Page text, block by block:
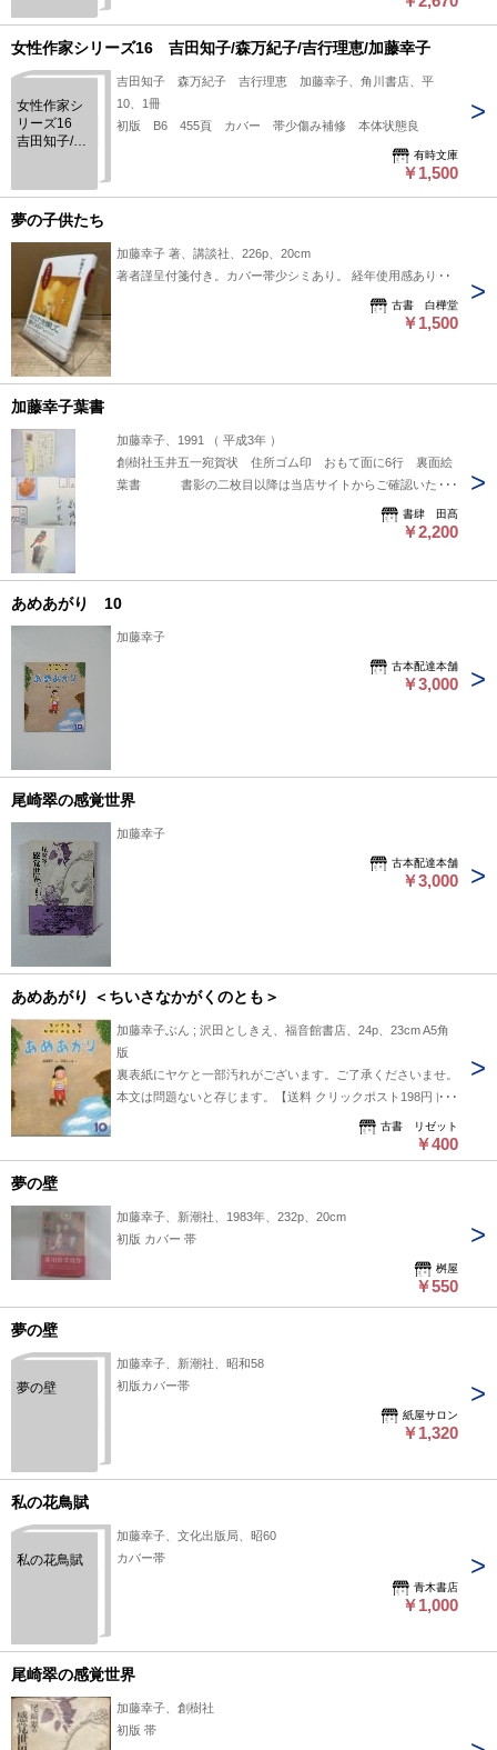
女性作家シリーズ16 吉田知子/森万紀子/吉行理恵/加藤幸子
女性作家シ
リーズ16
吉田知子/森
子
吉田知子 森万紀子 吉行理恵 加藤幸子、角川書店、平
10、1冊
初版 B6 455頁 カバー 帯少傷み補修 本体状態良
有時文庫
￥1,500
夢の子供たち
加藤幸子 著、講談社、226p、20cm
著者謹呈付箋付き。カバー帯少シミあり。 経年使用感あり。
古書 白樺堂
￥1,500
加藤幸子葉書
加藤幸子、1991 （ 平成3年 ）
創樹社玉井五一宛賀状 住所ゴム印 おもて面に6行 裏面絵
葉書 書影の二枚目以降は当店サイトからご確認いただ
けます→ https://www.shoshitakou.com/items/55473601
書肆 田髙
￥2,200
あめあがり 10
加藤幸子
古本配達本舗
￥3,000
尾崎翠の感覚世界
加藤幸子
古本配達本舗
￥3,000
あめあがり ＜ちいさなかがくのとも＞
加藤幸子ぶん ; 沢田としきえ、福音館書店、24p、23cm A5角
版
裏表紙にヤケと一部汚れがございます。ご了承くださいませ。
本文は問題ないと存じます。【送料 クリックポスト198円 簡
古書 リゼット
￥400
夢の壁
加藤幸子、新潮社、1983年、232p、20cm
初版 カバー 帯
桝屋
￥550
夢の壁
夢の壁
加藤幸子、新潮社、昭和58
初版カバー帯
紙屋サロン
￥1,320
私の花鳥賦
私の花鳥賦
加藤幸子、文化出版局、昭60
カバー帯
青木書店
￥1,000
尾崎翠の感覚世界
加藤幸子、創樹社
初版 帯